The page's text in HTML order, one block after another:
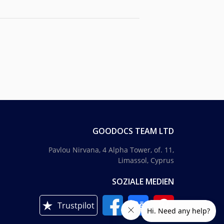
GOODOCS TEAM LTD
Pavlou Nirvana, 4 Alpha Tower, of. 11,
Limassol, Cyprus
SOZIALE MEDIEN
Trustpilot